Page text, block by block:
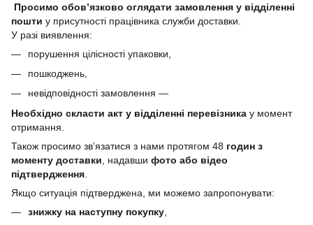
Просимо обов’язково оглядати замовлення у відділенні
пошти у присутності працівника служби доставки.
У разі виявлення:
порушення цілісності упаковки,
пошкоджень,
невідповідності замовлення —
Необхідно скласти акт у відділенні перевізника у момент
отримання.
Також просимо зв’язатися з нами протягом 48 годин з
моменту доставки , надавши фото або відео
підтвердження
Якщо ситуація підтверджена, ми можемо запропонувати:
знижку на наступну покупку